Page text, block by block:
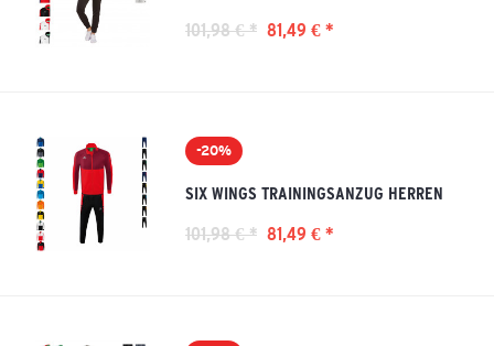
101,98 € * 81,49 € *
-20%
SIX WINGS TRAININGSANZUG HERREN
101,98 € * 81,49 € *